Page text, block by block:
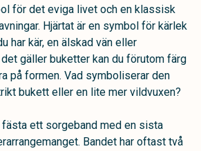
för det eviga livet och en klassisk
Hjärtat är en symbol för kärlek
har kär, en älskad vän eller
gäller buketter kan du förutom färg
på formen. Vad symboliserar den
bukett eller en lite mer vildvuxen?
ett sorgeband med en sista
Bandet har oftast två